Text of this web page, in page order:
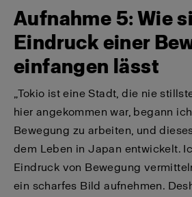
Aufnahme 5: Wie
Eindruck einer
einfangen lässt
„Tokio ist eine Stadt, die nie
hier angekommen war, begann
Bewegung zu arbeiten, und
dem Leben in Japan entwickelt.
Eindruck von Bewegung
ein scharfes Bild aufnehmen.